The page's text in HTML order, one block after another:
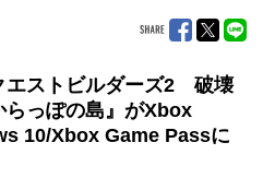
エストビルダーズ2 破壊
らっぽの島』がXbox
10/Xbox Game Passに